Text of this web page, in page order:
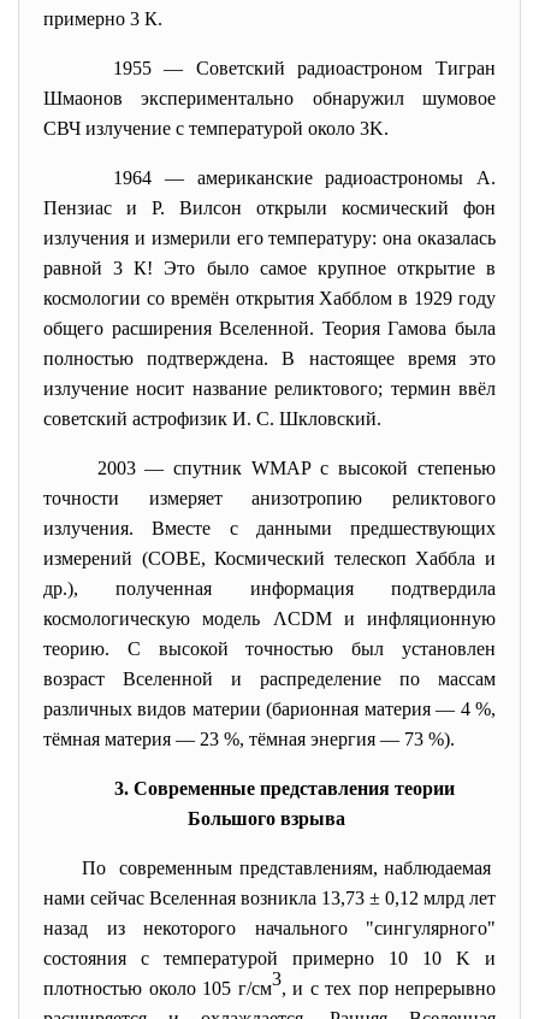
примерно 3 К.
1955 — Советский радиоастроном Тигран
Шмаонов экспериментально обнаружил шумовое
СВЧ излучение с температурой около 3K.
1964 — американские радиоастрономы А.
Пензиас и Р. Вилсон открыли космический фон
излучения и измерили его температуру: она оказалась
равной 3 К! Это было самое крупное открытие в
космологии со времён открытия Хабблом в 1929 году
общего расширения Вселенной. Теория Гамова была
полностью подтверждена. В настоящее время это
излучение носит название реликтового; термин ввёл
советский астрофизик И. С. Шкловский.
2003 — спутник WMAP с высокой степенью
точности измеряет анизотропию реликтового
излучения. Вместе с данными предшествующих
измерений (COBE, Космический телескоп Хаббла и
др.), полученная информация подтвердила
космологическую модель ΛCDM и инфляционную
теорию. С высокой точностью был установлен
возраст Вселенной и распределение по массам
различных видов материи (барионная материя — 4 %,
тёмная материя — 23 %, тёмная энергия — 73 %).
3. Современные представления теории
Большого взрыва
По современным представлениям, наблюдаемая
нами сейчас Вселенная возникла 13,73 ± 0,12 млрд лет
назад из некоторого начального "сингулярного"
состояния с температурой примерно 10 10 K и
плотностью около 105 г/см3, и с тех пор непрерывно